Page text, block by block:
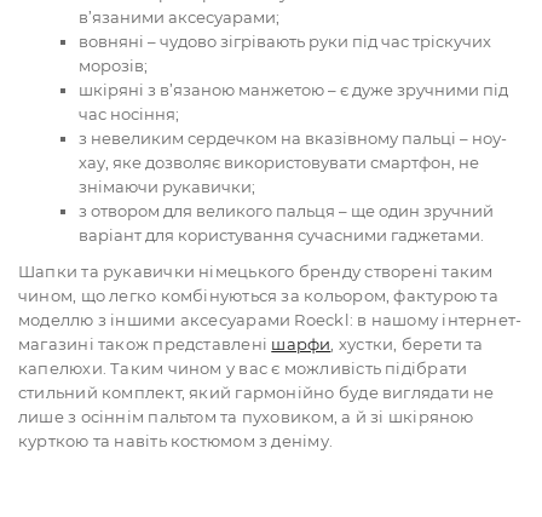
в’язаними аксесуарами;
вовняні – чудово зігрівають руки під час тріскучих
морозів;
шкіряні з в’язаною манжетою – є дуже зручними під
час носіння;
з невеликим сердечком на вказівному пальці – ноу-
хау, яке дозволяє використовувати смартфон, не
знімаючи рукавички;
з отвором для великого пальця – ще один зручний
варіант для користування сучасними гаджетами.
Шапки та рукавички німецького бренду створені таким
чином, що легко комбінуються за кольором, фактурою та
моделлю з іншими аксесуарами Roeckl: в нашому інтернет-
магазині також представлені шарфи , хустки, берети та
капелюхи. Таким чином у вас є можливість підібрати
стильний комплект, який гармонійно буде виглядати не
лише з осіннім пальтом та пуховиком, а й зі шкіряною
курткою та навіть костюмом з деніму.